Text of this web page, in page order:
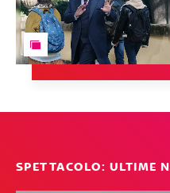
SPETTACOLO: ULTIME